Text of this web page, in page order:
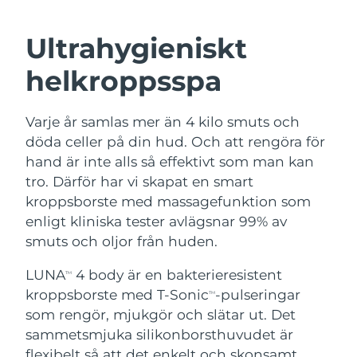
Ultrahygieniskt
helkroppsspa
Varje år samlas mer än 4 kilo smuts och
döda celler på din hud. Och att rengöra för
hand är inte alls så effektivt som man kan
tro. Därför har vi skapat en smart
kroppsborste med massagefunktion som
enligt kliniska tester avlägsnar 99% av
smuts och oljor från huden.
LUNATM
4 body är en bakterieresistent
kroppsborste med T-SonicTM-pulseringar
som rengör, mjukgör och slätar ut. Det
sammetsmjuka silikonborsthuvudet är
Ansiktsrengöring
LUNA™ 4-paket
Anti-aging massage
LUNA™ 4 Plus
Massage, LED heating
LUNA™ 4 Men
For men, anti-aging massage
Ansiktslyft
BEAR™ 2-paket
Microcurrent toning
BEAR™ 2 go
Microcurrent toning on-the-go
BEAR™ 2 eyes & lips
Microcurrent line smoothing device
Återfuktning
UFO™ 3-paket
Deep facial hydration
UFO™ 3 LED
Near-infrared and red light therapy
device
Munvård
issa™ 4
Hybrid silicone sonic toothbrush
issa™ 4 plus
Smart hybrid silicone sonic toothbrush
FAQ™ ANTI-AGING-BEHANDLING
Anti-aging LED-behandlingar
NEW
Bahrain Förväntad leverans
Bermuda Förväntad leverans8/18/26
Bosnien och
Hercegovina
Förväntad leverans
Brunei Förväntad leverans
Bulgarien Förväntad leverans
Kanada Förväntad leverans8/16/26
Chile Förväntad leverans